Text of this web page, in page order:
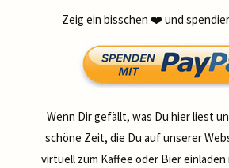
Zeig ein bisschen ❤️ und
Wenn Dir gefällt, was Du hier liest
schöne Zeit, die Du auf unserer
virtuell zum Kaffee oder Bier